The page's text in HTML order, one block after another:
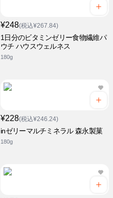
¥248(税込¥267.84)
1日分のビタミンゼリー食物繊維パ
ウチ ハウスウェルネス
180g
¥228(税込¥246.24)
inゼリーマルチミネラル 森永製菓
180g